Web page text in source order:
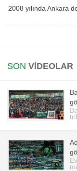
iOS
2008 yılında Ankara
SON VİDEOLAR